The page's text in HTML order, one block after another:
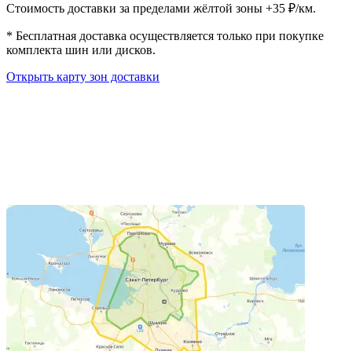
Стоимость доставки за пределами жёлтой зоны +35 ₽/км.
* Бесплатная доставка осуществляется только при покупке
комплекта шин или дисков.
Открыть карту зон доставки